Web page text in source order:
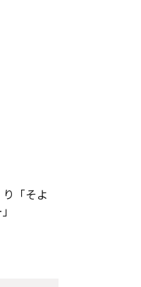
「そよ